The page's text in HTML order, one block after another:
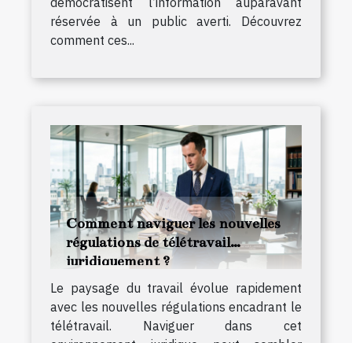
réservée à un public averti. Découvrez
comment ces...
Comment naviguer les nouvelles
régulations de télétravail
juridiquement ?
Le paysage du travail évolue rapidement
avec les nouvelles régulations encadrant le
télétravail. Naviguer dans cet